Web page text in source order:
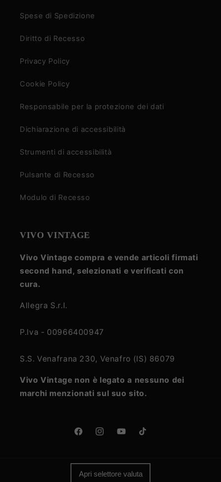
Spese di Spedizione
Diritto di Recesso
Privacy Policy
Cookie Policy
Responsabile per la protezione dei dati
Dichiarazione di accessibilità
Strumenti di accessibilità
Pulsante di Recesso
Modulo di Recesso
VIVO VINTAGE
Vivo Vintage compra e vende articoli firmati
second hand, selezionati e verificati con
cura.
Allegra S.r.l.
P.Iva - 00966400947
S.S. Venafrana 230, Venafro (IS) 86079
Vivo Vintage non è legato a nessuno dei
marchi menzionati sul suo sito.
FacebookInstagramYouTubeTikTok
Apri selettore valuta